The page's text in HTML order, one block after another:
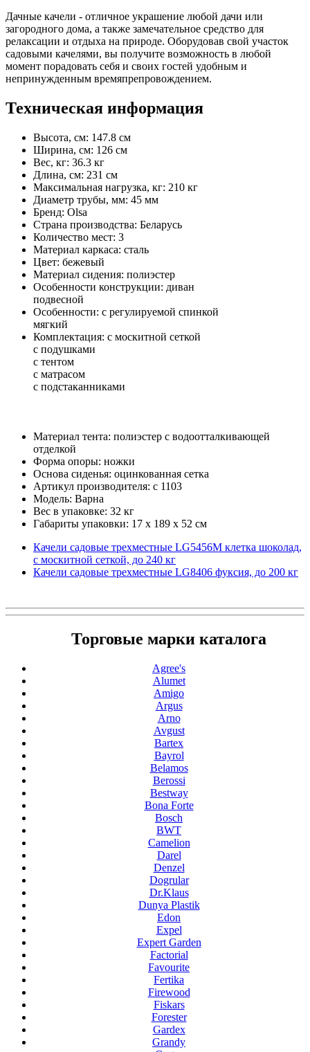
Дачные качели - отличное украшение любой дачи или
загородного дома, а также замечательное средство для
релаксации и отдыха на природе. Оборудовав свой участок
садовыми качелями, вы получите возможность в любой
момент порадовать себя и своих гостей удобным и
непринужденным времяпрепровождением.
Техническая информация
Высота, см: 147.8 см
Ширина, см: 126 см
Вес, кг: 36.3 кг
Длина, см: 231 см
Максимальная нагрузка, кг: 210 кг
Диаметр трубы, мм: 45 мм
Бренд: Olsa
Страна производства: Беларусь
Количество мест: 3
Материал каркаса: сталь
Цвет: бежевый
Материал сидения: полиэстер
Особенности конструкции: диван
подвесной
Особенности: с регулируемой спинкой
мягкий
Комплектация: с москитной сеткой
с подушками
с тентом
с матрасом
с подстаканниками
Материал тента: полиэстер с водоотталкивающей
отделкой
Форма опоры: ножки
Основа сиденья: оцинкованная сетка
Артикул производителя: с 1103
Модель: Варна
Вес в упаковке: 32 кг
Габариты упаковки: 17 x 189 x 52 см
Качели садовые трехместные LG5456M клетка шоколад,
с москитной сеткой, до 240 кг
Качели садовые трехместные LG8406 фуксия, до 200 кг
Торговые марки каталога
Agree's
Alumet
Amigo
Argus
Arno
Avgust
Bartex
Bayrol
Belamos
Berossi
Bestway
Bona Forte
Bosch
BWT
Camelion
Darel
Denzel
Dogrular
Dr.Klaus
Dunya Plastik
Edon
Expel
Expert Garden
Factorial
Favourite
Fertika
Firewood
Fiskars
Forester
Gardex
Grandy